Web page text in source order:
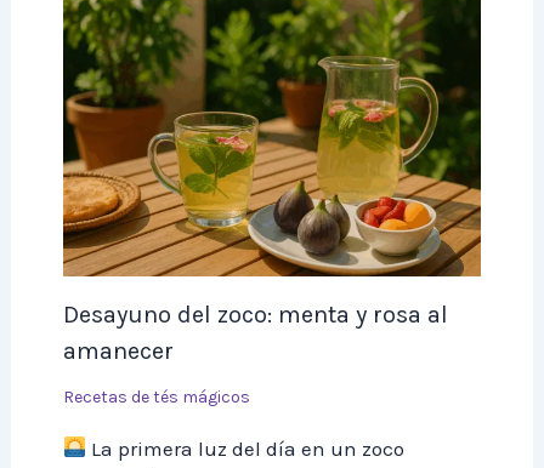
Desayuno del zoco: menta y rosa al
amanecer
Recetas de tés mágicos
La primera luz del día en un zoco